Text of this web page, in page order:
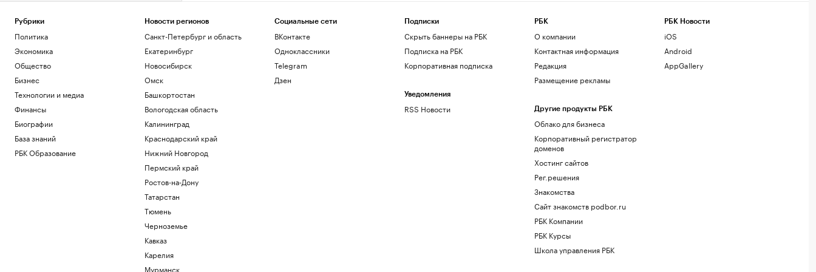
Рубрики
Политика
Экономика
Общество
Бизнес
Технологии и медиа
Финансы
Биографии
База знаний
РБК Образование
Новости регионов
Санкт-Петербург и область
Екатеринбург
Новосибирск
Омск
Башкортостан
Вологодская область
Калининград
Краснодарский край
Нижний Новгород
Пермский край
Ростов-на-Дону
Татарстан
Тюмень
Черноземье
Кавказ
Карелия
Мурманск
Социальные сети
ВКонтакте
Одноклассники
Telegram
Дзен
Подписки
Скрыть баннеры на РБК
Подписка на РБК
Корпоративная подписка
Уведомления
RSS Новости
РБК
О компании
Контактная информация
Редакция
Размещение рекламы
Другие продукты РБК
Облако для бизнеса
Корпоративный регистратор
доменов
Хостинг сайтов
Рег.решения
Знакомства
Сайт знакомств podbor.ru
РБК Компании
РБК Курсы
Школа управления РБК
РБК Новости
iOS
Android
AppGallery